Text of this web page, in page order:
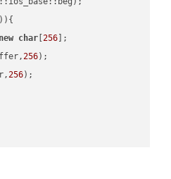
new char [256 ];
256);
256);